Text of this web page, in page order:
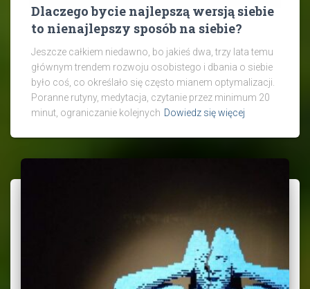
Dlaczego bycie najlepszą wersją siebie
to nienajlepszy sposób na siebie?
Jeszcze całkiem niedawno, bo jakieś dwa, trzy lata temu
głównym trendem rozwoju osobistego i dbania o siebie
było coś, co określało się często mianem optymalizacji.
Poranne rutyny, medytacja, czytanie przez minimum 20
minut, ograniczanie kolejnych Dowiedz się więcej